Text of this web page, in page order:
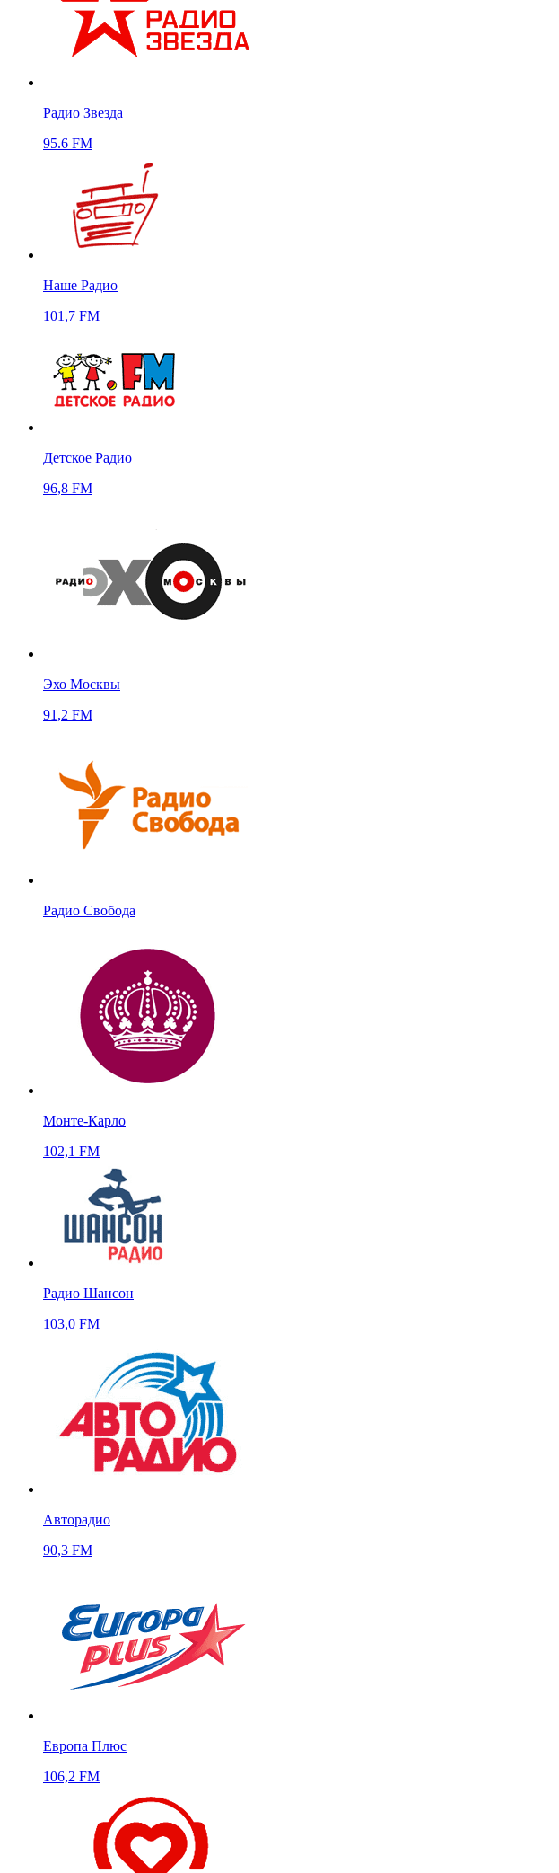
Радио Звезда
95.6 FM
Наше Радио
101,7 FM
Детское Радио
96,8 FM
Эхо Москвы
91,2 FM
Радио Свобода
Монте-Карло
102,1 FM
Радио Шансон
103,0 FM
Авторадио
90,3 FM
Европа Плюс
106,2 FM